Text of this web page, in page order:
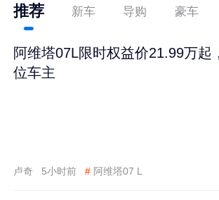
推荐 新车 导购 豪车
阿维塔07L限时权益价21.99万起
位车主
卢奇 5小时前 # 阿维塔07 L